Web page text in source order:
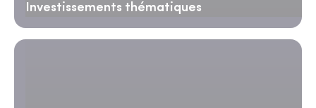
Investissements thématiques